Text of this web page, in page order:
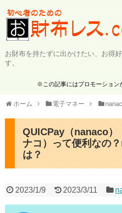
お財布を持たずに出かけたい、お得
す。
※この記事にはプロモーション
ホーム 電子マネー
QUICPay（nanaco）
ナコ）って便利なの
は？
2023/1/9 2023/3/11